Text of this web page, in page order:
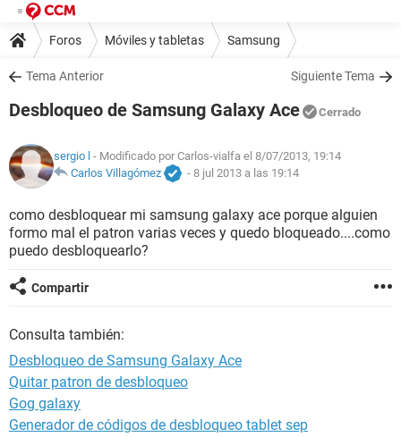
Foros Móviles y tabletas Samsung
Tema Anterior Siguiente Tema
Desbloqueo de Samsung Galaxy Ace Cerrado
sergio l - Modificado por Carlos-vialfa el 8/07/2013, 19:14
Carlos Villagómez
- 8 jul 2013 a las 19:14
como desbloquear mi samsung galaxy ace porque alguien
formo mal el patron varias veces y quedo bloqueado....como
puedo desbloquearlo?
Compartir
Consulta también:
Desbloqueo de Samsung Galaxy Ace
Quitar patron de desbloqueo
Gog galaxy
Generador de códigos de desbloqueo tablet sep